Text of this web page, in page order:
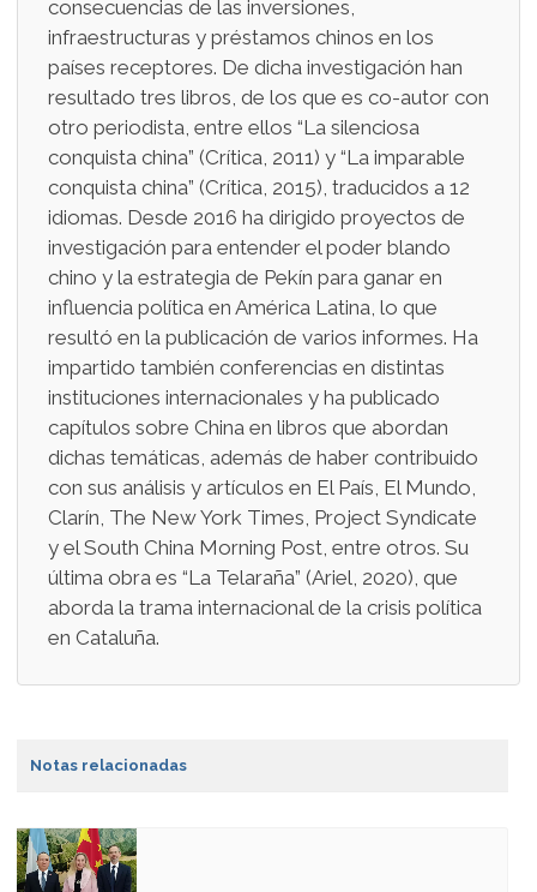
consecuencias de las inversiones,
infraestructuras y préstamos chinos en los
países receptores. De dicha investigación han
resultado tres libros, de los que es co-autor con
otro periodista, entre ellos “La silenciosa
conquista china” (Crítica, 2011) y “La imparable
conquista china” (Crítica, 2015), traducidos a 12
idiomas. Desde 2016 ha dirigido proyectos de
investigación para entender el poder blando
chino y la estrategia de Pekín para ganar en
influencia política en América Latina, lo que
resultó en la publicación de varios informes. Ha
impartido también conferencias en distintas
instituciones internacionales y ha publicado
capítulos sobre China en libros que abordan
dichas temáticas, además de haber contribuido
con sus análisis y artículos en El País, El Mundo,
Clarín, The New York Times, Project Syndicate
y el South China Morning Post, entre otros. Su
última obra es “La Telaraña” (Ariel, 2020), que
aborda la trama internacional de la crisis política
en Cataluña.
Notas relacionadas